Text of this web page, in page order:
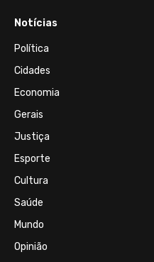
Notícias
Política
Cidades
Economia
Gerais
Justiça
Esporte
Cultura
Saúde
Mundo
Opinião